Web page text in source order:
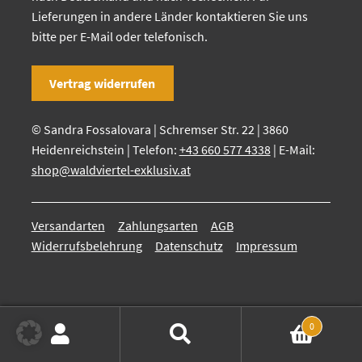
Lieferungen in andere Länder kontaktieren Sie uns
bitte per E-Mail oder telefonisch.
Vertrag widerrufen
© Sandra Fossalovara | Schremser Str. 22 | 3860
Heidenreichstein | Telefon: +43 660 577 4338| E-Mail:
shop@waldviertel-exklusiv.at
Versandarten Zahlungsarten
AGB
Widerrufsbelehrung
Datenschutz Impressum
Suchen
Suchen
0